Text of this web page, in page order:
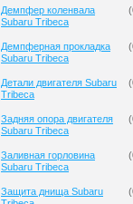
Демпфер коленвала
Subaru Tribeca
(
Демпферная прокладка
Subaru Tribeca
(
Детали двигателя Subaru
Tribeca
(
Задняя опора двигателя
Subaru Tribeca
(
Заливная горловина
Subaru Tribeca
(
Защита днища Subaru
(